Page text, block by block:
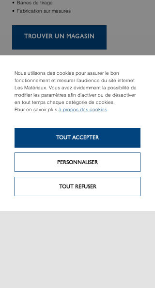
Nous utilisons des cookies pour assurer le bon
fonctionnement et mesurer l’audience du site internet
Les Matériaux. Vous avez évidemment la possibilité de
modifier les paramètres afin d’activer ou de désactiver
en tout temps chaque catégorie de cookies.
Pour en savoir plus à propos des cookies.
TOUT REFUSER
PERSONNALISER
TOUT ACCEPTER
Barres de tirage
Fabrication sur mesures
TROUVER UN MAGASIN
Produit précédent
POGNY 9
Produit suivant
UMBRIEL